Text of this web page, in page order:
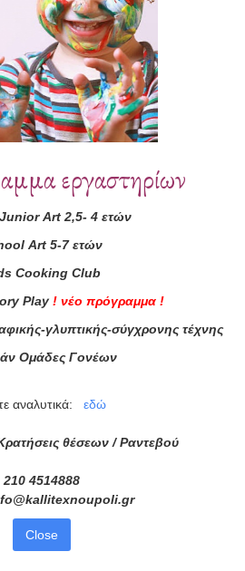
Συμφωνώ με τους
εργαστηρίων
Junior Art2,5- 4 ετών
Art 5-7 ετών
Cooking Club
Play ! νέο πρόγραμμα !
γλυπτικής-σύγχρονης τέχνης
Ομάδες Γονέων
αναλυτικά: εδώ
θέσεων / Ραντεβού
210 4514888
@kallitexnoupoli.gr
Close